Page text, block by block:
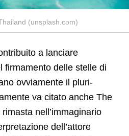
(unsplash.com)
a lanciare
firmamento delle stelle di
ovviamente il pluri-
va citato anche The
nell’immaginario
dell’attore